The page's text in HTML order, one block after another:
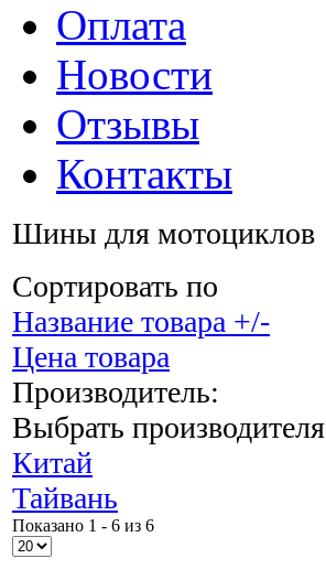
Оплата
Новости
Отзывы
Контакты
Шины для мотоциклов
Сортировать по
Название товара +/-
Цена товара
Производитель:
Выбрать производителя
Китай
Тайвань
Показано 1 - 6 из 6